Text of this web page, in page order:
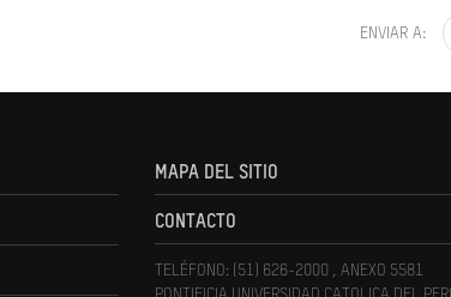
ENVIAR A:
MAPA DEL SITIO
CONTACTO
TELÉFONO: (51) 626-2000 , ANEXO 5581